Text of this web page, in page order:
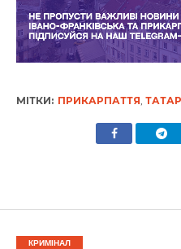
МІТКИ: ПРИКАРПАТТЯ,
КРИМІНАЛ